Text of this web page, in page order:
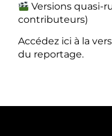
Versions quasi-
contributeurs)
Accédez ici à la
du reportage.